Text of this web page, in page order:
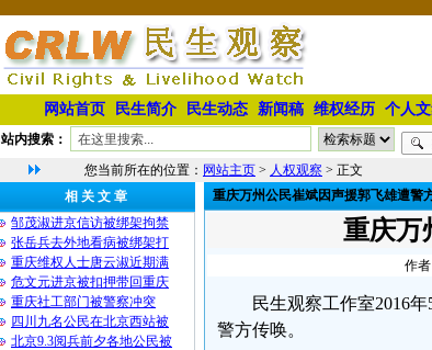
网站首页 民生简介 民生动态 新闻稿 维权经历 个人
站内搜索：
您当前所在的位置： 网站主页 > 人权观察 > 正文
相 关 文 章
邹茂淑进京信访被绑架拘禁
张岳兵去外地看病被绑架打
重庆维权人士唐云淑近期满
危文元进京被扣押带回重庆
重庆社工部门被警察冲突
四川九名公民在北京西站被
北京9.3阅兵前夕各地公民被
重庆万州公民崔斌因声援郭飞雄遭警
重庆万
作
民生观察工作室2016
警方传唤。